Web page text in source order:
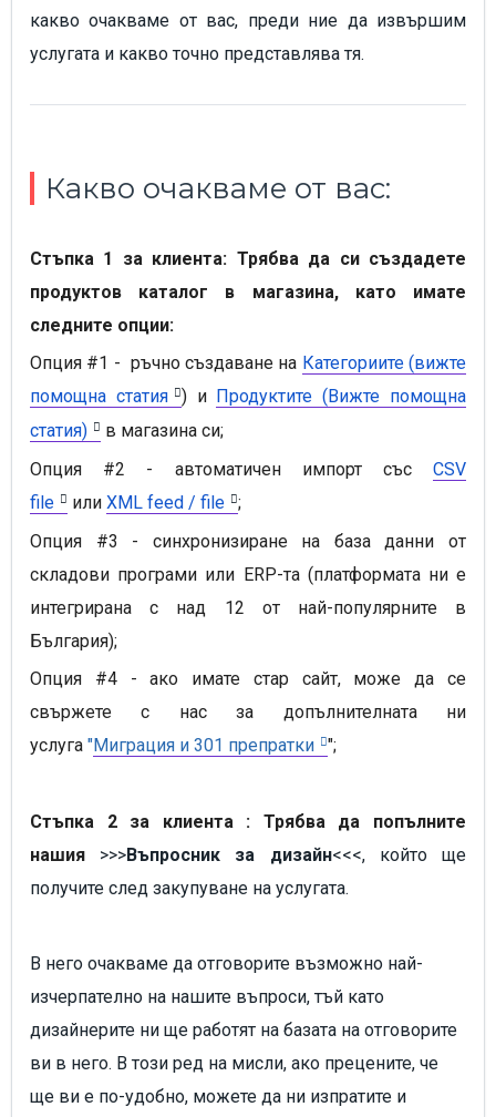
какво очакваме от вас, преди ние да извършим
услугата и какво точно представлява тя.
Какво очакваме от вас:
Стъпка 1 за клиента: Трябва да си създадете
продуктов каталог в магазина, като имате
следните опции:
Опция #1 - ръчно създаване на Категориите (вижте
помощна статия
) и Продуктите (Вижте помощна
статия)
в магазина си;
Опция #2 - автоматичен импорт съсCSV
file
или XML feed / file
;
Опция #3 - синхронизиране на база данни от
складови програми или ERP-та (платформата ни е
интегрирана с над 12 от най-популярните в
България);
Опция #4- ако имате стар сайт, може да се
свържете с нас за допълнителната ни
услуга "Миграция и 301 препратки ";
Стъпка 2 за клиента : Трябва да попълните
нашия
>>>Въпросник за дизайн<<<,
който ще
получите след закупуване на услугата.
В него очакваме да отговорите възможно най-
изчерпателно на нашите въпроси, тъй като
дизайнерите ни ще работят на базата на отговорите
ви в него. В този ред на мисли, ако прецените, че
ще ви е по-удобно, можете да ни изпратите и